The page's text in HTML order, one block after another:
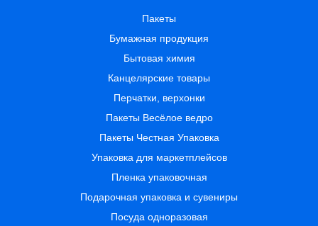
Пакеты
Бумажная продукция
Бытовая химия
Канцелярские товары
Перчатки, верхонки
Пакеты Весёлое ведро
Пакеты Честная Упаковка
Упаковка для маркетплейсов
Пленка упаковочная
Подарочная упаковка и сувениры
Посуда одноразовая